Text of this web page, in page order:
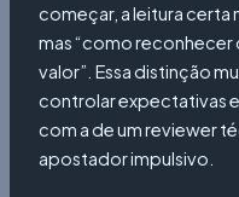
começar, a leitura certa
mas “como
valor”. Essa distinção
controlar expectativas e
com a de um reviewer
apostador impulsivo.